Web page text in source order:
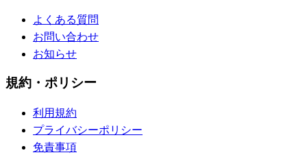
よくある質問
お問い合わせ
お知らせ
規約・ポリシー
利用規約
プライバシーポリシー
免責事項